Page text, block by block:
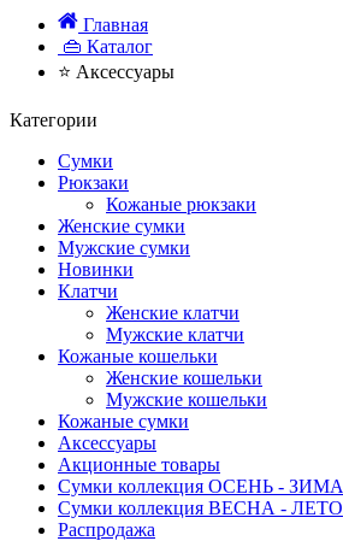
Главная
👜 Каталог
⭐ Аксессуары
Категории
Сумки
Рюкзаки
Кожаные рюкзаки
Женские сумки
Мужские сумки
Новинки
Клатчи
Женские клатчи
Мужские клатчи
Кожаные кошельки
Женские кошельки
Мужские кошельки
Кожаные сумки
Аксессуары
Акционные товары
Сумки коллекция ОСЕНЬ - ЗИМА
Сумки коллекция ВЕСНА - ЛЕТО
Распродажа